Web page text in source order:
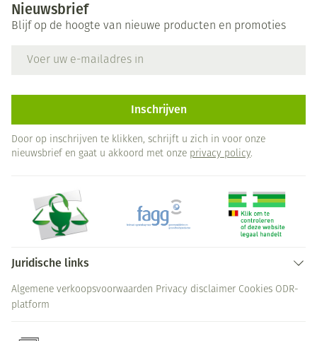
Nieuwsbrief
Blijf op de hoogte van nieuwe producten en promoties
Inschrijven
Door op inschrijven te klikken, schrijft u zich in voor onze
nieuwsbrief en gaat u akkoord met onze privacy policy.
Juridische links
Algemene verkoopsvoorwaarden Privacy disclaimer Cookies ODR-
platform